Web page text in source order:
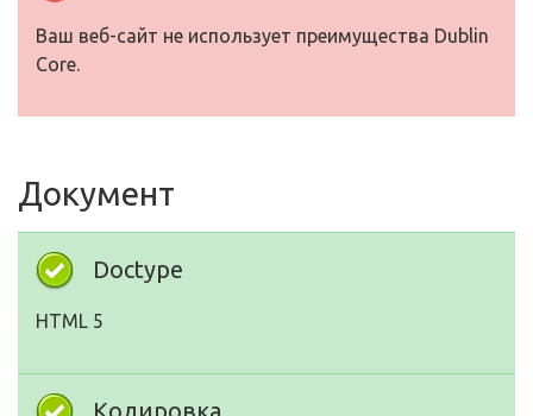
Ваш веб-сайт не использует преимущества Dublin
Core.
Документ
Doctype
HTML 5